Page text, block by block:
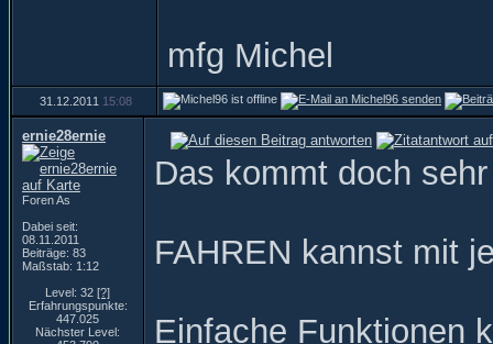
mfg Michel
31.12.2011 15:08
ernie28ernie
Foren As
Dabei seit:
08.11.2011
Beiträge: 83
Maßstab: 1:12
Level: 32 [?]
Erfahrungspunkte:
447.025
Nächster Level:
Das kommt doch
FAHREN kannst mit
Einfache Funktionen